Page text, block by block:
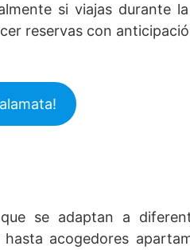
si viajas durante
reservas con
se adaptan a
acogedores